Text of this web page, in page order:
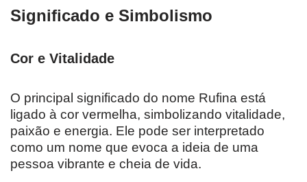
Significado e Simbolismo
Cor e Vitalidade
O principal significado do nome Rufina está
ligado à cor vermelha, simbolizando vitalidade,
paixão e energia. Ele pode ser interpretado
como um nome que evoca a ideia de uma
pessoa vibrante e cheia de vida.